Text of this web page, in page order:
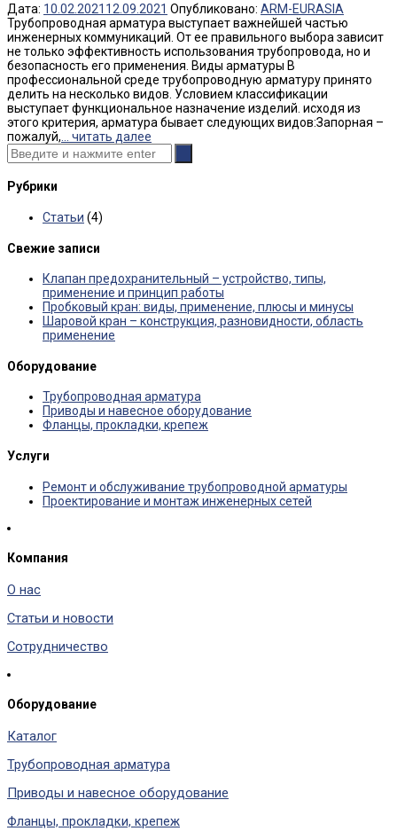
Дата: 10.02.2021 12.09.2021 Опубликовано: ARM-EURASIA
Трубопроводная арматура выступает важнейшей частью
инженерных коммуникаций. От ее правильного выбора зависит
не только эффективность использования трубопровода, но и
безопасность его применения. Виды арматуры В
профессиональной среде трубопроводную арматуру принято
делить на несколько видов. Условием классификации
выступает функциональное назначение изделий. исходя из
этого критерия, арматура бывает следующих видов:Запорная –
пожалуй, ... читать далее
Рубрики
Статьи (4)
Свежие записи
Клапан предохранительный – устройство, типы,
применение и принцип работы
Пробковый кран: виды, применение, плюсы и минусы
Шаровой кран – конструкция, разновидности, область
применение
Оборудование
Трубопроводная арматура
Приводы и навесное оборудование
Фланцы, прокладки, крепеж
Услуги
Ремонт и обслуживание трубопроводной арматуры
Проектирование и монтаж инженерных сетей
Компания
О нас
Статьи и новости
Сотрудничество
Оборудование
Каталог
Трубопроводная арматура
Приводы и навесное оборудование
Фланцы, прокладки, крепеж